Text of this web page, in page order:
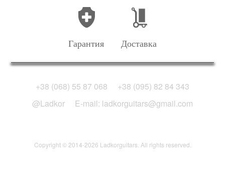
Гарантия Доставка
+38 (068) 55 87 068
+38 (095) 82 84 343
@Ladkor
E-mail: ladkorguitars@gmail.com
Copyright © 2014-2026 Ladkorguitars. All rights reserved.